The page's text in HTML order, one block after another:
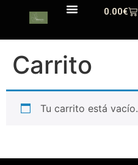
0.00€
Carrito
Tu carrito está vacío.